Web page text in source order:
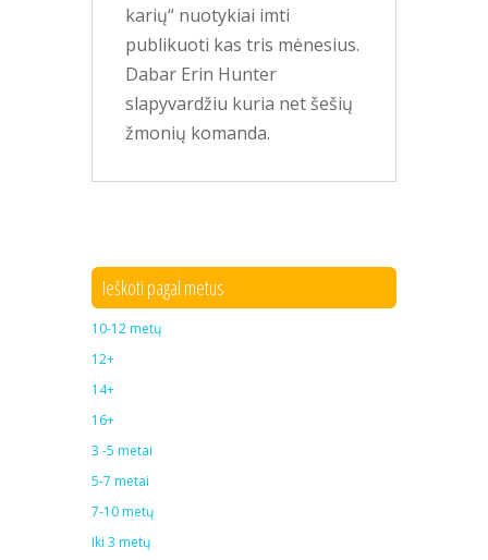
karių“ nuotykiai imti
publikuoti kas tris mėnesius.
Dabar Erin Hunter
slapyvardžiu kuria net šešių
žmonių komanda.
Ieškoti pagal metus
10-12 metų
12+
14+
16+
3 -5 metai
5-7 metai
7-10 metų
Iki 3 metų